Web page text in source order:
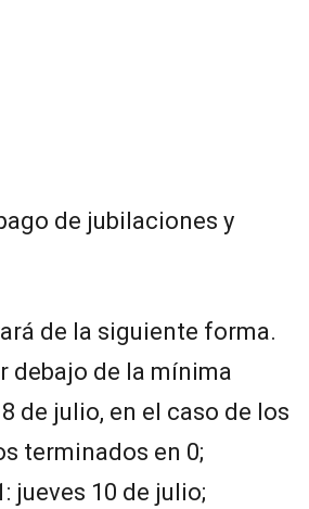
de jubilaciones y
de la siguiente forma.
debajo de la mínima
de julio, en el caso de los
terminados en 0;
jueves 10 de julio;